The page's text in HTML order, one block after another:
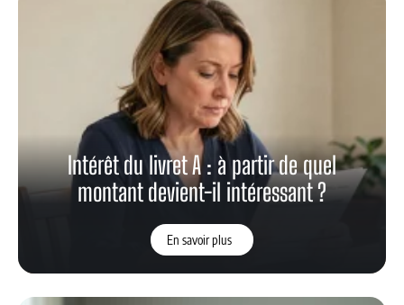
Intérêt du livret A : à partir de quel
montant devient-il intéressant ?
En savoir plus